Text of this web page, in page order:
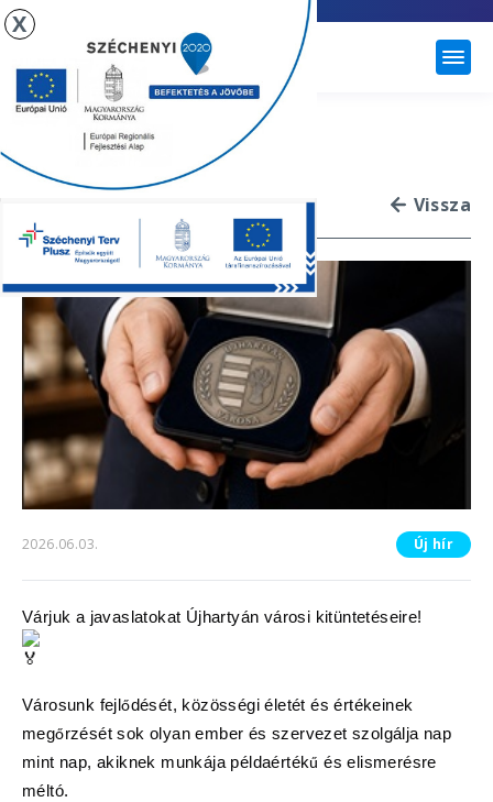
ÚJHARTYÁN
KITÜNTETŐ CÍMEK
ADOMÁNYOZÁSA 2026!
Vissza
2026.06.03. Új hír
Várjuk a javaslatokat Újhartyán városi kitüntetéseire!
Városunk fejlődését, közösségi életét és értékeinek
megőrzését sok olyan ember és szervezet szolgálja nap
mint nap, akiknek munkája példaértékű és elismerésre
méltó.
X